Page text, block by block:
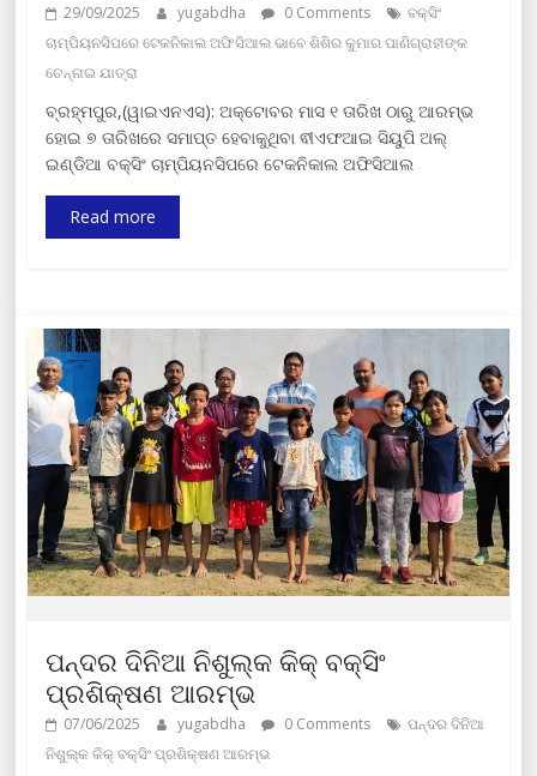
29/09/2025 yugabdha 0 Comments
ବକ୍ସିଂ
ଚାମ୍ପିୟନସିପରେ ଟେକନିକାଲ ଅଫିସିଆଲ ଭାବେ ଶିଶିର କୁମାର ପାଣିଗ୍ରାହୀଙ୍କ
ଚେନ୍ନାଇ ଯାତ୍ରା
ବ୍ରହ୍ମପୁର,(ୱାଇଏନଏସ): ଅକ୍ଟୋବର ମାସ ୧ ତାରିଖ ଠାରୁ ଆରମ୍ଭ
ହୋଇ ୭ ତାରିଖରେ ସମାପ୍ତ ହେବାକୁଥିବା ଵୀଏଫଆଇ ସିୟୁପି ଅଲ୍
ଇଣ୍ଡିଆ ବକ୍ସିଂ ଚାମ୍ପିୟନସିପରେ ଟେକନିକାଲ ଅଫିସିଆଲ
Read more
ପନ୍ଦର ଦିନିଆ ନିଶୁଲ୍କ କିକ୍‌ ବକ୍ସିଂ
ପ୍ରଶିକ୍ଷଣ ଆରମ୍ଭ
07/06/2025 yugabdha 0 Comments
ପନ୍ଦର ଦିନିଆ
ନିଶୁଲ୍କ କିକ୍‌ ବକ୍ସିଂ ପ୍ରଶିକ୍ଷଣ ଆରମ୍ଭ